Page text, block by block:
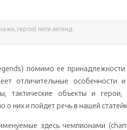
герои) лиги легенд
помимо ее
отличительные особенности и
тактические объекты и герои,
них и пойдет речь в нашей
здесь чемпионами